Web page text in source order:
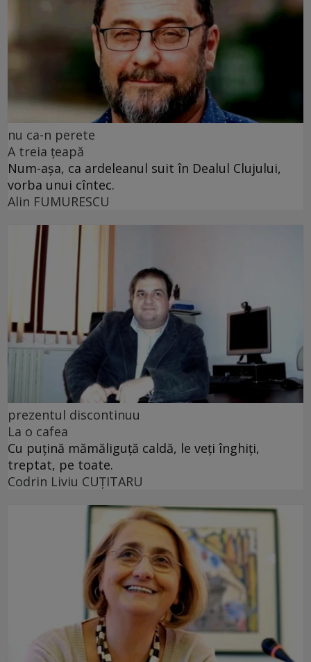
nu ca-n perete
A treia țeapă
Num-așa, ca ardeleanul suit în Dealul Clujului,
vorba unui cîntec.
Alin FUMURESCU
prezentul discontinuu
La o cafea
Cu puţină mămăliguţă caldă, le veţi înghiţi,
treptat, pe toate.
Codrin Liviu CUŢITARU